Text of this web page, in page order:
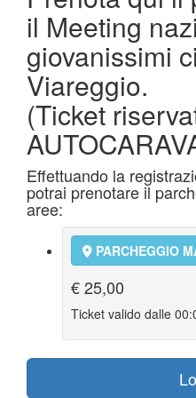
il Meeting
giovanissimi
Viareggio.
(Ticket
Effettuando la
potrai prenotare il
aree:
PARCHEGGIO
€ 25,00
Ticket valido dalle